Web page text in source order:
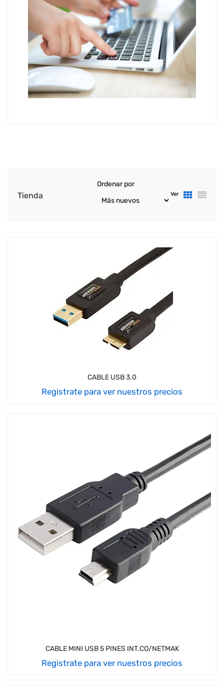
Tienda
Ordenar por
Ver
CABLE USB 3.0
Registrate para ver nuestros precios
CABLE MINI USB 5 PINES INT.CO/NETMAK
Registrate para ver nuestros precios